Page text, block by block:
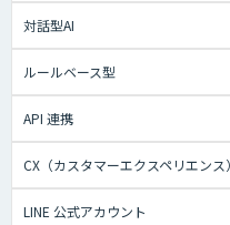
対話型AI
ルールベース型
API 連携
CX（カスタマーエクスペリエンス）
LINE 公式アカウント